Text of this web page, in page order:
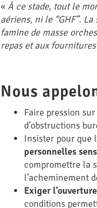
«À ce stade, tout le
aériens, ni le “GHF”.
famine de masse
repas et aux
Nous
Faire pression
d’obstructions
Insister pour que
personnelles
compromettre la
l’acheminement
Exiger
conditions